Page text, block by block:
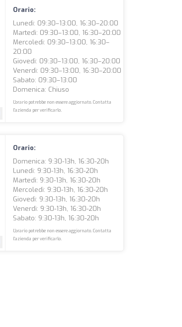
Orario:
Lunedì: 09:30–13:00, 16:30–20:00
Martedì: 09:30–13:00, 16:30–20:00
Mercoledì: 09:30–13:00, 16:30–
20:00
Giovedì: 09:30–13:00, 16:30–20:00
Venerdì: 09:30–13:00, 16:30–20:00
Sabato: 09:30–13:00
Domenica: Chiuso
L'orario potrebbe non essere aggiornato. Contatta
l'azienda per verificarlo.
Orario:
Domenica: 9:30-13h, 16:30-20h
Lunedì: 9:30-13h, 16:30-20h
Martedì: 9:30-13h, 16:30-20h
Mercoledì: 9:30-13h, 16:30-20h
Giovedì: 9:30-13h, 16:30-20h
Venerdì: 9:30-13h, 16:30-20h
Sabato: 9:30-13h, 16:30-20h
L'orario potrebbe non essere aggiornato. Contatta
l'azienda per verificarlo.